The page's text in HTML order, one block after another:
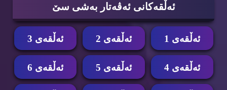
ئه‌ڵقه‌كانی ئه‌ڤه‌تار به‌شی سێ
ئه‌ڵقه‌ی 1 ئه‌ڵقه‌ی 2 ئه‌ڵقه‌ی 3
ئه‌ڵقه‌ی 4 ئه‌ڵقه‌ی 5 ئه‌ڵقه‌ی 6